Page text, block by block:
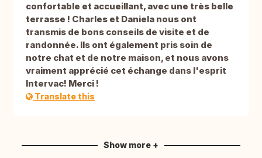
confortable et accueillant, avec une très belle
terrasse ! Charles et Daniela nous ont
transmis de bons conseils de visite et de
randonnée. Ils ont également pris soin de
notre chat et de notre maison, et nous avons
vraiment apprécié cet échange dans l'esprit
Intervac! Merci !
Translate this
Show more +